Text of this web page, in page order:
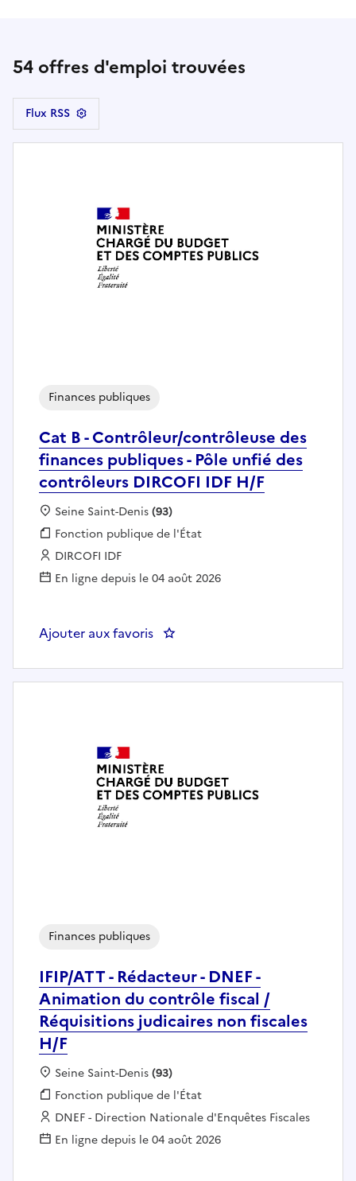
54 offres d'emploi trouvées
Flux RSS
Cat B - Contrôleur/contrôleuse des
finances publiques - Pôle unfié des
contrôleurs DIRCOFI IDF H/F
Finances publiques
Localisation :
Seine Saint-Denis(93)
Fonction publique :
Fonction publique de l'État
Employeur :
DIRCOFI IDF
En ligne depuis le 04 août 2026
Ajouter aux favoris : Cat B - Contrôleur/
IFIP/ATT - Rédacteur - DNEF -
Animation du contrôle fiscal /
Réquisitions judicaires non fiscales
H/F
Finances publiques
Localisation :
Seine Saint-Denis(93)
Fonction publique :
Fonction publique de l'État
Employeur :
DNEF - Direction Nationale d'Enquêtes Fiscales
En ligne depuis le 04 août 2026